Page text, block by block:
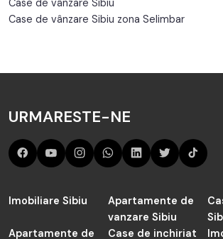
Case de vânzare Sibiu
Case de vânzare Sibiu zona Selimbar
vanzare Sibiu
Case de inchiriat